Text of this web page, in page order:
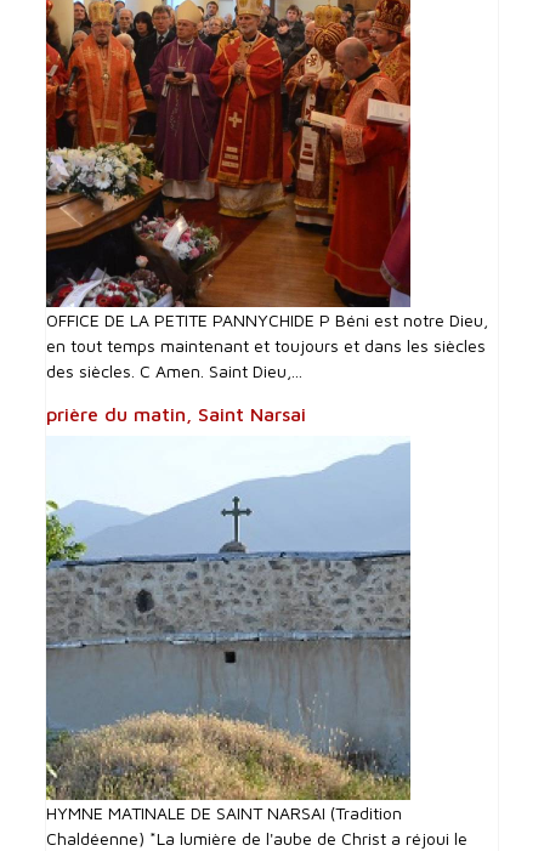
OFFICE DE LA PETITE PANNYCHIDE P Béni est notre Dieu,
en tout temps maintenant et toujours et dans les siècles
des siècles. C Amen. Saint Dieu,...
prière du matin, Saint Narsai
HYMNE MATINALE DE SAINT NARSAI (Tradition
Chaldéenne) *La lumière de l'aube de Christ a réjoui le